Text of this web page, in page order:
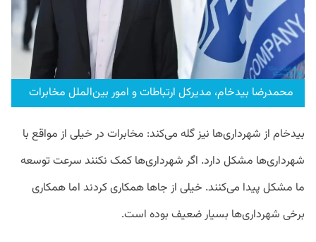
محمدرضا بیدخام، مدیرکل ارتباطات و امور بین‌الملل مخابرات
بیدخام از شهرداری‌ها نیز گله می‌کند: مخابرات در خیلی از مواقع با
شهرداری‌ها مشکل دارد. اگر شهرداری‌ها کمک نکنند سرعت توسعه
ما مشکل پیدا می‌کنند. خیلی از جاها همکاری کردند اما همکاری
برخی شهرداری‌ها بسیار ضعیف بوده است.